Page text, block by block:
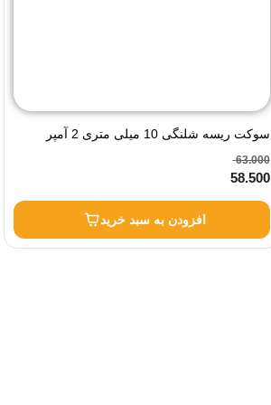
سوکت ریسه شلنگی 10 میلی متری 2 آمپر
63.000
58.500
افزودن به سبد خرید